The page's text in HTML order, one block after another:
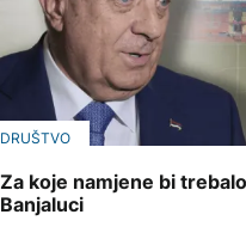
DRUŠTVO
Za koje namjene bi
Banjaluci